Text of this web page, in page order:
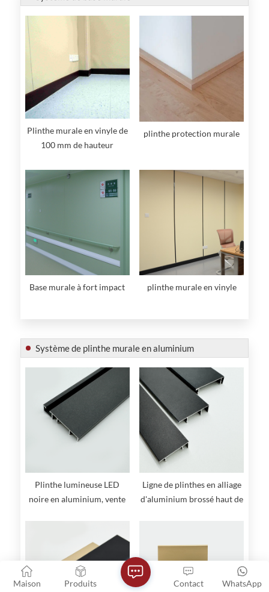
Plinthe murale en vinyle de
100 mm de hauteur
plinthe protection murale
Base murale à fort impact plinthe murale en vinyle
Système de plinthe murale en aluminium
Plinthe lumineuse LED
noire en aluminium, vente
Ligne de plinthes en alliage
d'aluminium brossé haut de
Maison Produits WhatsApp
Contact